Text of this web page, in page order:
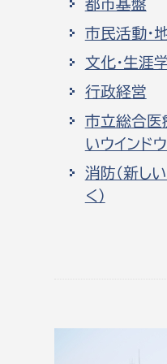
都市基盤
市民活動・
文化・生涯
行政経営
市立総合医
いウインド
消防（新し
く）